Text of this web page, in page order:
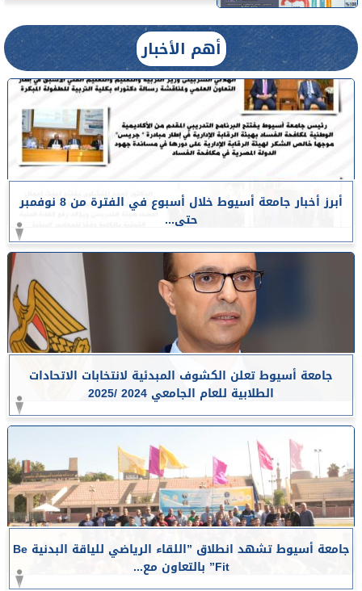
أهم الأخبار
أبرز أخبار جامعة أسيوط خلال أسبوع في الفترة من 8 نوفمبر
حتى...
جامعة أسيوط تعلن الكشوف المبدئية لانتخابات الاتحادات
الطلابية للعام الجامعي 2024 /2025
جامعة أسيوط تشهد انطلاق ”اللقاء الرياضي للياقة البدنية Be
Fit” بالتعاون مع...